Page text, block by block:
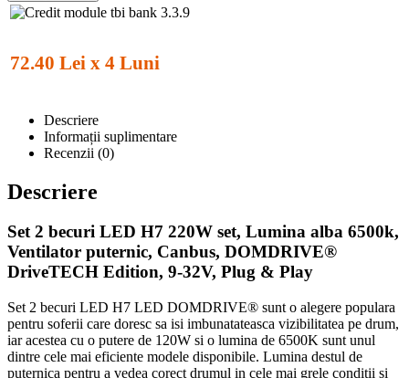
72.40 Lei x 4 Luni
Descriere
Informații suplimentare
Recenzii (0)
Descriere
Set 2 becuri LED H7 220W set, Lumina alba 6500k,
Ventilator puternic, Canbus, DOMDRIVE®
DriveTECH Edition, 9-32V, Plug & Play
Set 2 becuri LED H7 LED DOMDRIVE® sunt o alegere populara
pentru soferii care doresc sa isi imbunatateasca vizibilitatea pe drum,
iar acestea cu o putere de 120W si o lumina de 6500K sunt unul
dintre cele mai eficiente modele disponibile. Lumina destul de
puternica pentru a vedea corect drumul in cele mai grele conditii si